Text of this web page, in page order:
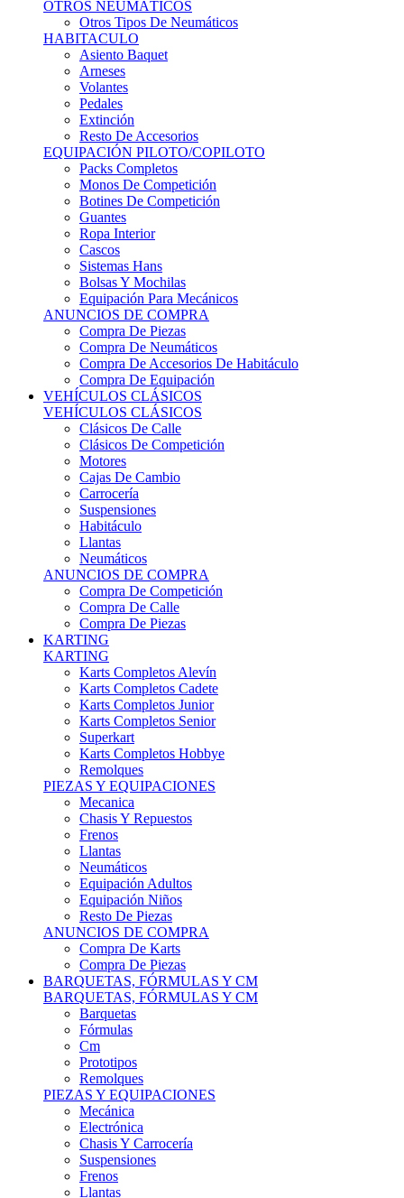
HABITACULO
Asiento Baquet
Arneses
Volantes
Pedales
Extinción
Resto De Accesorios
EQUIPACIÓN PILOTO/COPILOTO
Packs Completos
Monos De Competición
Botines De Competición
Guantes
Ropa Interior
Cascos
Sistemas Hans
Bolsas Y Mochilas
Equipación Para Mecánicos
ANUNCIOS DE COMPRA
Compra De Piezas
Compra De Neumáticos
Compra De Accesorios De Habitáculo
Compra De Equipación
VEHÍCULOS CLÁSICOS
VEHÍCULOS CLÁSICOS
Clásicos De Calle
Clásicos De Competición
Motores
Cajas De Cambio
Carrocería
Suspensiones
Habitáculo
Llantas
Neumáticos
ANUNCIOS DE COMPRA
Compra De Competición
Compra De Calle
Compra De Piezas
KARTING
KARTING
Karts Completos Alevín
Karts Completos Cadete
Karts Completos Junior
Karts Completos Senior
Superkart
Karts Completos Hobbye
Remolques
PIEZAS Y EQUIPACIONES
Mecanica
Chasis Y Repuestos
Frenos
Llantas
Neumáticos
Equipación Adultos
Equipación Niños
Resto De Piezas
ANUNCIOS DE COMPRA
Compra De Karts
Compra De Piezas
BARQUETAS, FÓRMULAS Y CM
BARQUETAS, FÓRMULAS Y CM
Barquetas
Fórmulas
Cm
Prototipos
Remolques
PIEZAS Y EQUIPACIONES
Mecánica
Electrónica
Chasis Y Carrocería
Suspensiones
Frenos
Llantas
Neumáticos